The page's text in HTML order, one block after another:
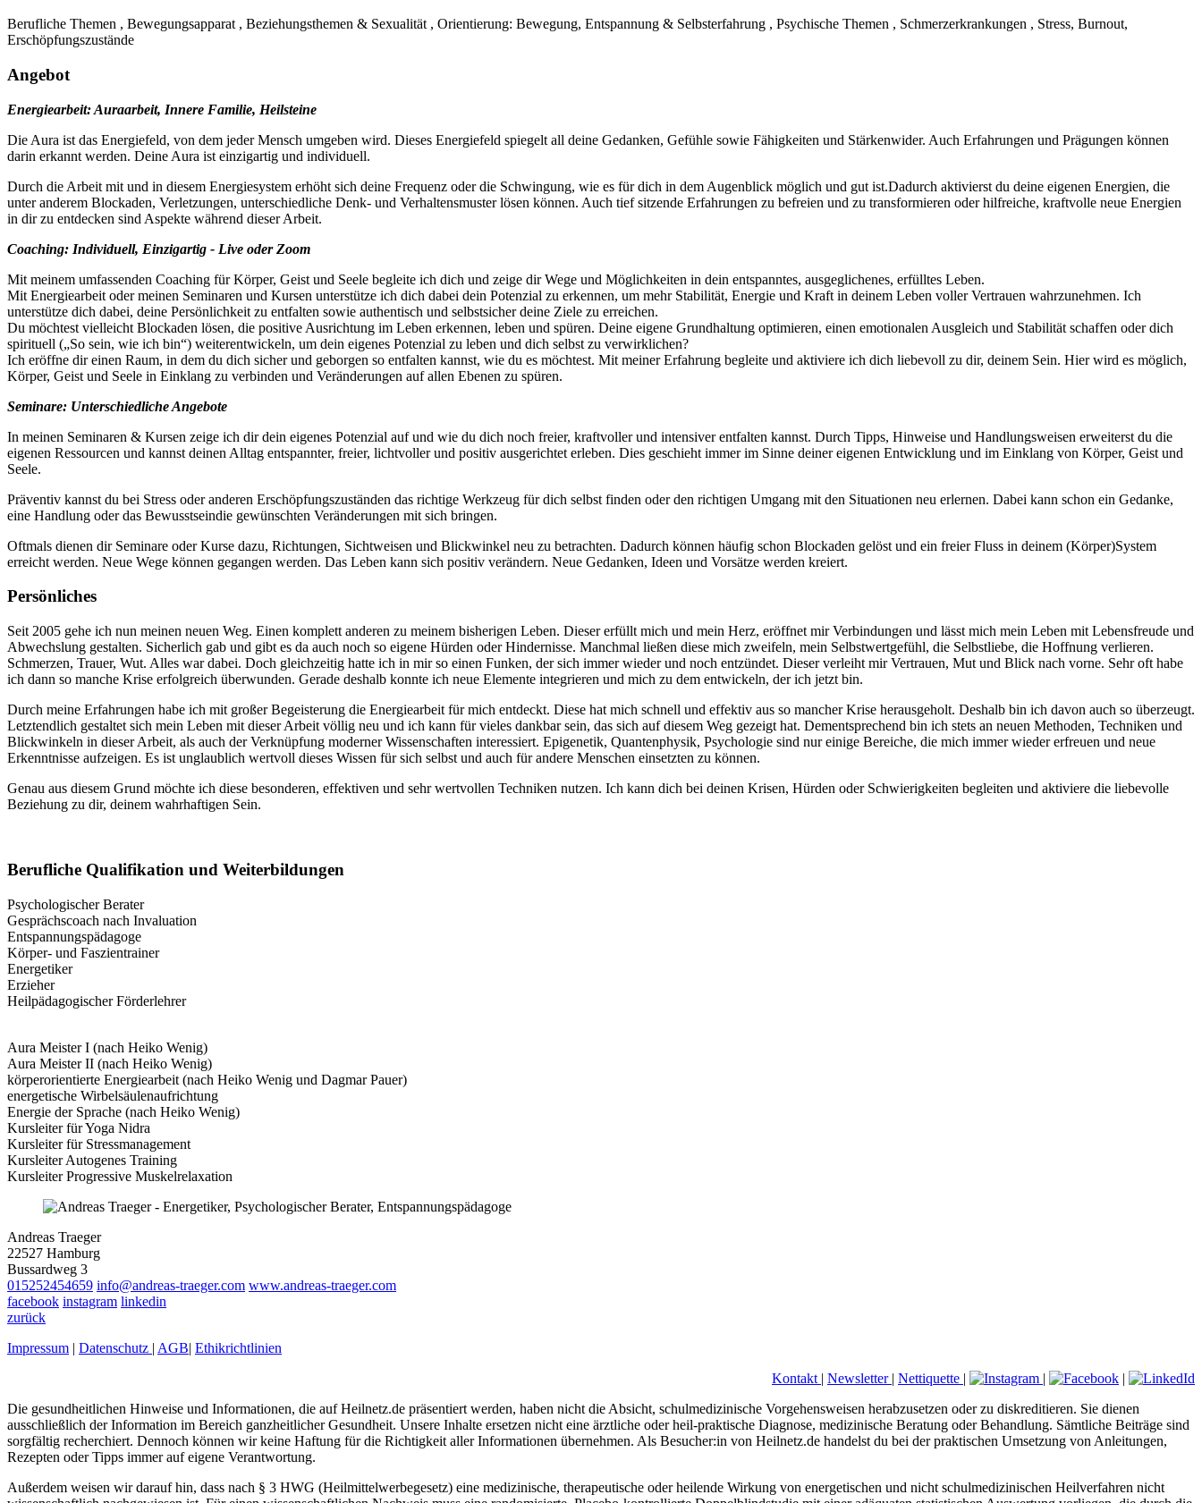
Berufliche Themen , Bewegungsapparat , Beziehungsthemen & Sexualität , Orientierung: Bewegung, Entspannung & Selbsterfahrung , Psychische Themen , Schmerzerkrankungen , Stress, Burnout,
Erschöpfungszustände
Angebot
Energiearbeit: Auraarbeit, Innere Familie, Heilsteine
Die Aura ist das Energiefeld, von dem jeder Mensch umgeben wird. Dieses Energiefeld spiegelt all deine Gedanken, Gefühle sowie Fähigkeiten und Stärkenwider. Auch Erfahrungen und Prägungen können
darin erkannt werden. Deine Aura ist einzigartig und individuell.
Durch die Arbeit mit und in diesem Energiesystem erhöht sich deine Frequenz oder die Schwingung, wie es für dich in dem Augenblick möglich und gut ist.Dadurch aktivierst du deine eigenen Energien, die
unter anderem Blockaden, Verletzungen, unterschiedliche Denk- und Verhaltensmuster lösen können. Auch tief sitzende Erfahrungen zu befreien und zu transformieren oder hilfreiche, kraftvolle neue Energien
in dir zu entdecken sind Aspekte während dieser Arbeit.
Coaching: Individuell, Einzigartig - Live oder Zoom
Mit meinem umfassenden Coaching für Körper, Geist und Seele begleite ich dich und zeige dir Wege und Möglichkeiten in dein entspanntes, ausgeglichenes, erfülltes Leben.
Mit Energiearbeit oder meinen Seminaren und Kursen unterstütze ich dich dabei dein Potenzial zu erkennen, um mehr Stabilität, Energie und Kraft in deinem Leben voller Vertrauen wahrzunehmen. Ich
unterstütze dich dabei, deine Persönlichkeit zu entfalten sowie authentisch und selbstsicher deine Ziele zu erreichen.
Du möchtest vielleicht Blockaden lösen, die positive Ausrichtung im Leben erkennen, leben und spüren. Deine eigene Grundhaltung optimieren, einen emotionalen Ausgleich und Stabilität schaffen oder dich
spirituell („So sein, wie ich bin“) weiterentwickeln, um dein eigenes Potenzial zu leben und dich selbst zu verwirklichen?
Ich eröffne dir einen Raum, in dem du dich sicher und geborgen so entfalten kannst, wie du es möchtest. Mit meiner Erfahrung begleite und aktiviere ich dich liebevoll zu dir, deinem Sein. Hier wird es möglich,
Körper, Geist und Seele in Einklang zu verbinden und Veränderungen auf allen Ebenen zu spüren.
Seminare: Unterschiedliche Angebote
In meinen Seminaren & Kursen zeige ich dir dein eigenes Potenzial auf und wie du dich noch freier, kraftvoller und intensiver entfalten kannst. Durch Tipps, Hinweise und Handlungsweisen erweiterst du die
eigenen Ressourcen und kannst deinen Alltag entspannter, freier, lichtvoller und positiv ausgerichtet erleben. Dies geschieht immer im Sinne deiner eigenen Entwicklung und im Einklang von Körper, Geist und
Seele.
Präventiv kannst du bei Stress oder anderen Erschöpfungszuständen das richtige Werkzeug für dich selbst finden oder den richtigen Umgang mit den Situationen neu erlernen. Dabei kann schon ein Gedanke,
eine Handlung oder das Bewusstseindie gewünschten Veränderungen mit sich bringen.
Oftmals dienen dir Seminare oder Kurse dazu, Richtungen, Sichtweisen und Blickwinkel neu zu betrachten. Dadurch können häufig schon Blockaden gelöst und ein freier Fluss in deinem (Körper)System
erreicht werden. Neue Wege können gegangen werden. Das Leben kann sich positiv verändern. Neue Gedanken, Ideen und Vorsätze werden kreiert.
Persönliches
Seit 2005 gehe ich nun meinen neuen Weg. Einen komplett anderen zu meinem bisherigen Leben. Dieser erfüllt mich und mein Herz, eröffnet mir Verbindungen und lässt mich mein Leben mit Lebensfreude und
Abwechslung gestalten. Sicherlich gab und gibt es da auch noch so eigene Hürden oder Hindernisse. Manchmal ließen diese mich zweifeln, mein Selbstwertgefühl, die Selbstliebe, die Hoffnung verlieren.
Schmerzen, Trauer, Wut. Alles war dabei. Doch gleichzeitig hatte ich in mir so einen Funken, der sich immer wieder und noch entzündet. Dieser verleiht mir Vertrauen, Mut und Blick nach vorne. Sehr oft habe
ich dann so manche Krise erfolgreich überwunden. Gerade deshalb konnte ich neue Elemente integrieren und mich zu dem entwickeln, der ich jetzt bin.
Durch meine Erfahrungen habe ich mit großer Begeisterung die Energiearbeit für mich entdeckt. Diese hat mich schnell und effektiv aus so mancher Krise herausgeholt. Deshalb bin ich davon auch so überzeugt.
Letztendlich gestaltet sich mein Leben mit dieser Arbeit völlig neu und ich kann für vieles dankbar sein, das sich auf diesem Weg gezeigt hat. Dementsprechend bin ich stets an neuen Methoden, Techniken und
Blickwinkeln in dieser Arbeit, als auch der Verknüpfung moderner Wissenschaften interessiert. Epigenetik, Quantenphysik, Psychologie sind nur einige Bereiche, die mich immer wieder erfreuen und neue
Erkenntnisse aufzeigen. Es ist unglaublich wertvoll dieses Wissen für sich selbst und auch für andere Menschen einsetzten zu können.
Genau aus diesem Grund möchte ich diese besonderen, effektiven und sehr wertvollen Techniken nutzen. Ich kann dich bei deinen Krisen, Hürden oder Schwierigkeiten begleiten und aktiviere die liebevolle
Beziehung zu dir, deinem wahrhaftigen Sein.
Berufliche Qualifikation und Weiterbildungen
Psychologischer Berater
Gesprächscoach nach Invaluation
Entspannungspädagoge
​​​​​​​Körper- und Faszientrainer
Energetiker
Erzieher
Heilpädagogischer Förderlehrer
Aura Meister I (nach Heiko Wenig)
Aura Meister II (nach Heiko Wenig)
körperorientierte Energiearbeit (nach Heiko Wenig und Dagmar Pauer)
energetische Wirbelsäulenaufrichtung
Energie der Sprache (nach Heiko Wenig)
Kursleiter für Yoga Nidra
Kursleiter für Stressmanagement
Kursleiter Autogenes Training
Kursleiter Progressive Muskelrelaxation
Andreas Traeger
22527 Hamburg
Bussardweg 3
015252454659 info@andreas-traeger.com www.andreas-traeger.com
facebook instagram linkedin
zurück
Impressum | Datenschutz | AGB| Ethikrichtlinien
Kontakt | Newsletter | Nettiquette | |
|
Die gesundheitlichen Hinweise und Informationen, die auf Heilnetz.de präsentiert werden, haben nicht die Absicht, schulmedizinische Vorgehensweisen herabzusetzen oder zu diskreditieren. Sie dienen
ausschließlich der Information im Bereich ganzheitlicher Gesundheit. Unsere Inhalte ersetzen nicht eine ärztliche oder heil-praktische Diagnose, medizinische Beratung oder Behandlung. Sämtliche Beiträge sind
sorgfältig recherchiert. Dennoch können wir keine Haftung für die Richtigkeit aller Informationen übernehmen. Als Besucher:in von Heilnetz.de handelst du bei der praktischen Umsetzung von Anleitungen,
Rezepten oder Tipps immer auf eigene Verantwortung.
Außerdem weisen wir darauf hin, dass nach § 3 HWG (Heilmittelwerbegesetz) eine medizinische, therapeutische oder heilende Wirkung von energetischen und nicht schulmedizinischen Heilverfahren nicht